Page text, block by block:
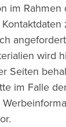
im Rahmen
wird
Seiten
im Falle